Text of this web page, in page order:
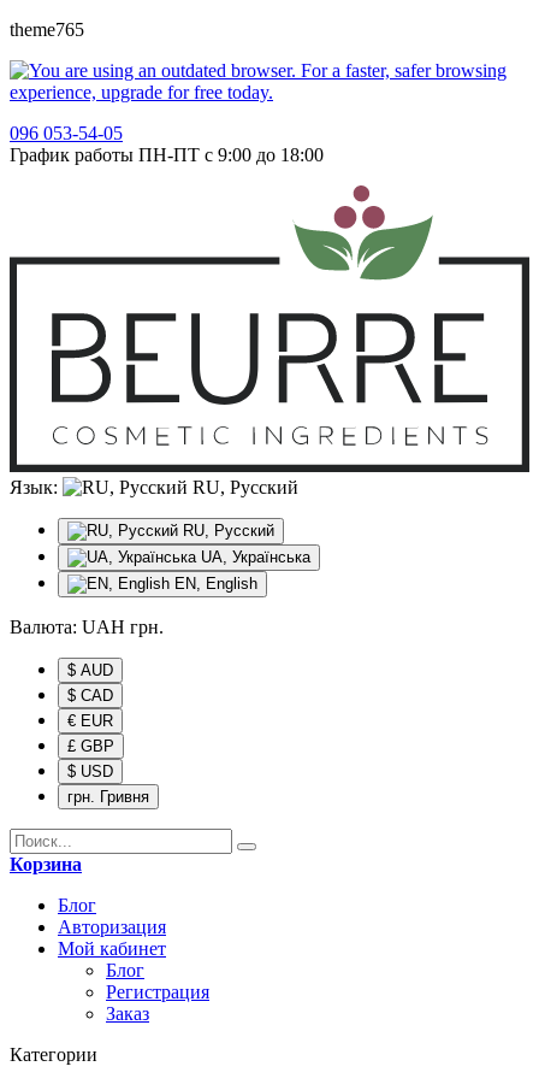
theme765
096 053-54-05
График работы ПН-ПТ с 9:00 до 18:00
Язык: RU, Русский
RU, Русский
UA, Українська
EN, English
Валюта: UAH грн.
$ AUD
$ CAD
€ EUR
£ GBP
$ USD
грн. Гривня
Корзина
Блог
Авторизация
Мой кабинет
Блог
Регистрация
Заказ
Категории